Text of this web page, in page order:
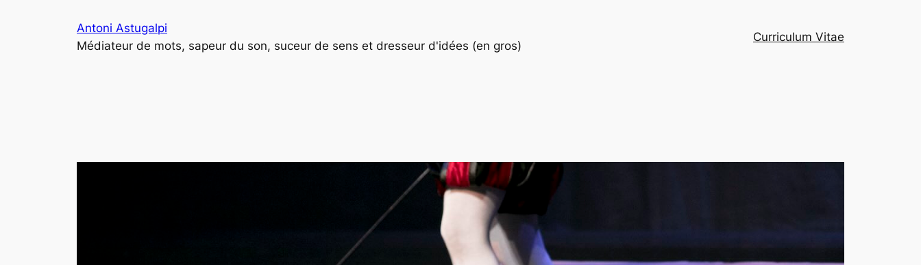
Antoni Astugalpi
Médiateur de mots, sapeur du son, suceur de sens et dresseur d'idées (en gros)
Curriculum Vitae